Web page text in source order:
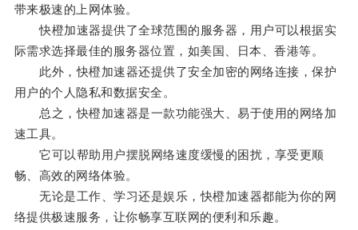
带来极速的上网体验。
快橙加速器提供了全球范围的服务器，用户可以根据实
际需求选择最佳的服务器位置，如美国、日本、香港等。
此外，快橙加速器还提供了安全加密的网络连接，保护
用户的个人隐私和数据安全。
总之，快橙加速器是一款功能强大、易于使用的网络加
速工具。
它可以帮助用户摆脱网络速度缓慢的困扰，享受更顺
畅、高效的网络体验。
无论是工作、学习还是娱乐，快橙加速器都能为你的网
络提供极速服务，让你畅享互联网的便利和乐趣。